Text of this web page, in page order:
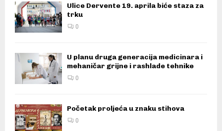
Ulice Dervente 19. aprila biće staza za
trku
0
U planu druga generacija medicinara i
mehaničar grijne i rashlade tehnike
0
Početak proljeća u znaku stihova
0